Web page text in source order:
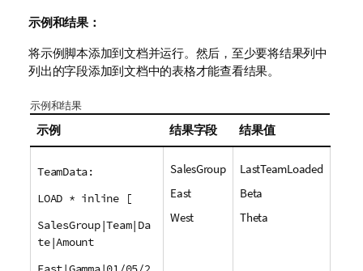
示例和结果：
将示例脚本添加到文档并运行。然后，至少要将结果列中
列出的字段添加到文档中的表格才能查看结果。
示例和结果
示例 结果字段 结果值
TeamData:
LOAD * inline [
SalesGroup|Team|Da
te|Amount
SalesGroup
East
West
LastTeamLoaded
Beta
Theta